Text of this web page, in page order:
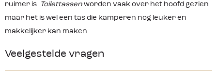
ruimer is. Toilettassen worden vaak over het hoofd gezien
maar het is wel een tas die kamperen nog leuker en
makkelijker kan maken.
Veelgestelde vragen